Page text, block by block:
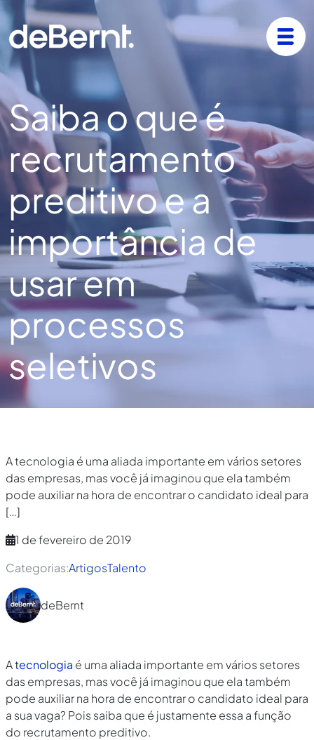
Saiba o que é
recrutamento
preditivo e a
importância de
usar em
processos
seletivos
A tecnologia é uma aliada importante em vários setores
das empresas, mas você já imaginou que ela também
pode auxiliar na hora de encontrar o candidato ideal para
[…]
1 de fevereiro de 2019
Categorias:ArtigosTalento
deBernt
Atecnologia é uma aliada importante em vários setores
das empresas, mas você já imaginou que ela também
pode auxiliar na hora de encontrar o candidato ideal para
a sua vaga? Pois saiba que é justamente essa a função
do recrutamento preditivo.